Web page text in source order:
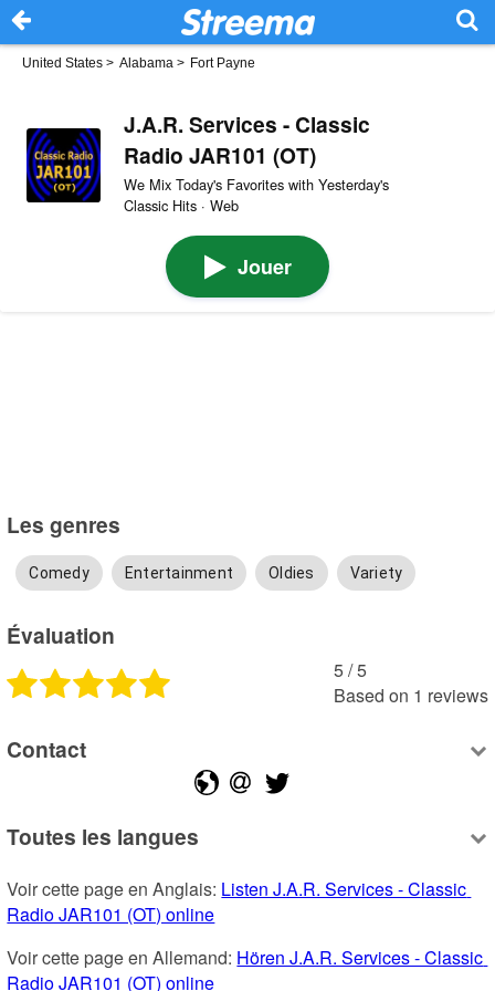
United States > Alabama > Fort Payne
J.A.R. Services - Classic
Radio JAR101 (OT)
We Mix Today's Favorites with Yesterday's
Classic Hits · Web
Jouer
Les genres
Comedy Entertainment Oldies Variety
Évaluation
5 /5
Based on 1 reviews
Contact
Toutes les langues
Voir cette page en Anglais: Listen J.A.R. Services - Classic
Radio JAR101 (OT) online
Voir cette page en Allemand: Hören J.A.R. Services - Classic
Radio JAR101 (OT) online